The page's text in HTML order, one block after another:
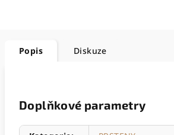
Popis Diskuze
Doplňkové parametry